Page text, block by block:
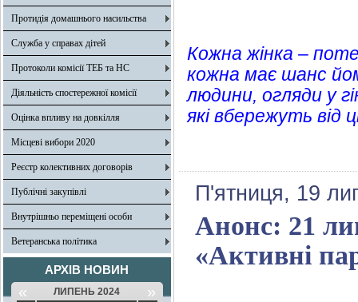
Протидія домашнього насильства
Служба у справах дітей
Протоколи комісії ТЕБ та НС
Діяльність спостережної комісії
Оцінка впливу на довкілля
Місцеві вибори 2020
Реєстр колективних договорів
Публічні закупівлі
Внутрішньо переміщені особи
Ветеранська політика
АРХІВ НОВИН
« ЛИПЕНЬ 2024 »
Кожна жінка –
кожна має шанс
людини, огляди у
які вбережуть від
П'ятниця, 19
Анонс: 21
«Активні